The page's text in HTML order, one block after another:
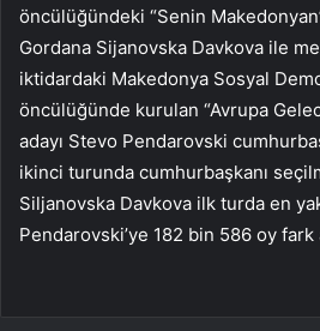
öncülüğündeki “Senin
Gordana Sijanovska Davkova ile
iktidardaki Makedonya Sosyal
öncülüğünde kurulan “Avrupa
adayı Stevo Pendarovski
ikinci turunda cumhurbaşkanı
Siljanovska Davkova ilk turda en
Pendarovski’ye 182 bin 586 oy fark